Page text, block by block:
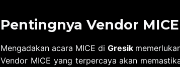
Pentingnya Vendor
Mengadakan acara MICE di Gresik
Vendor MICE yang terpercaya akan